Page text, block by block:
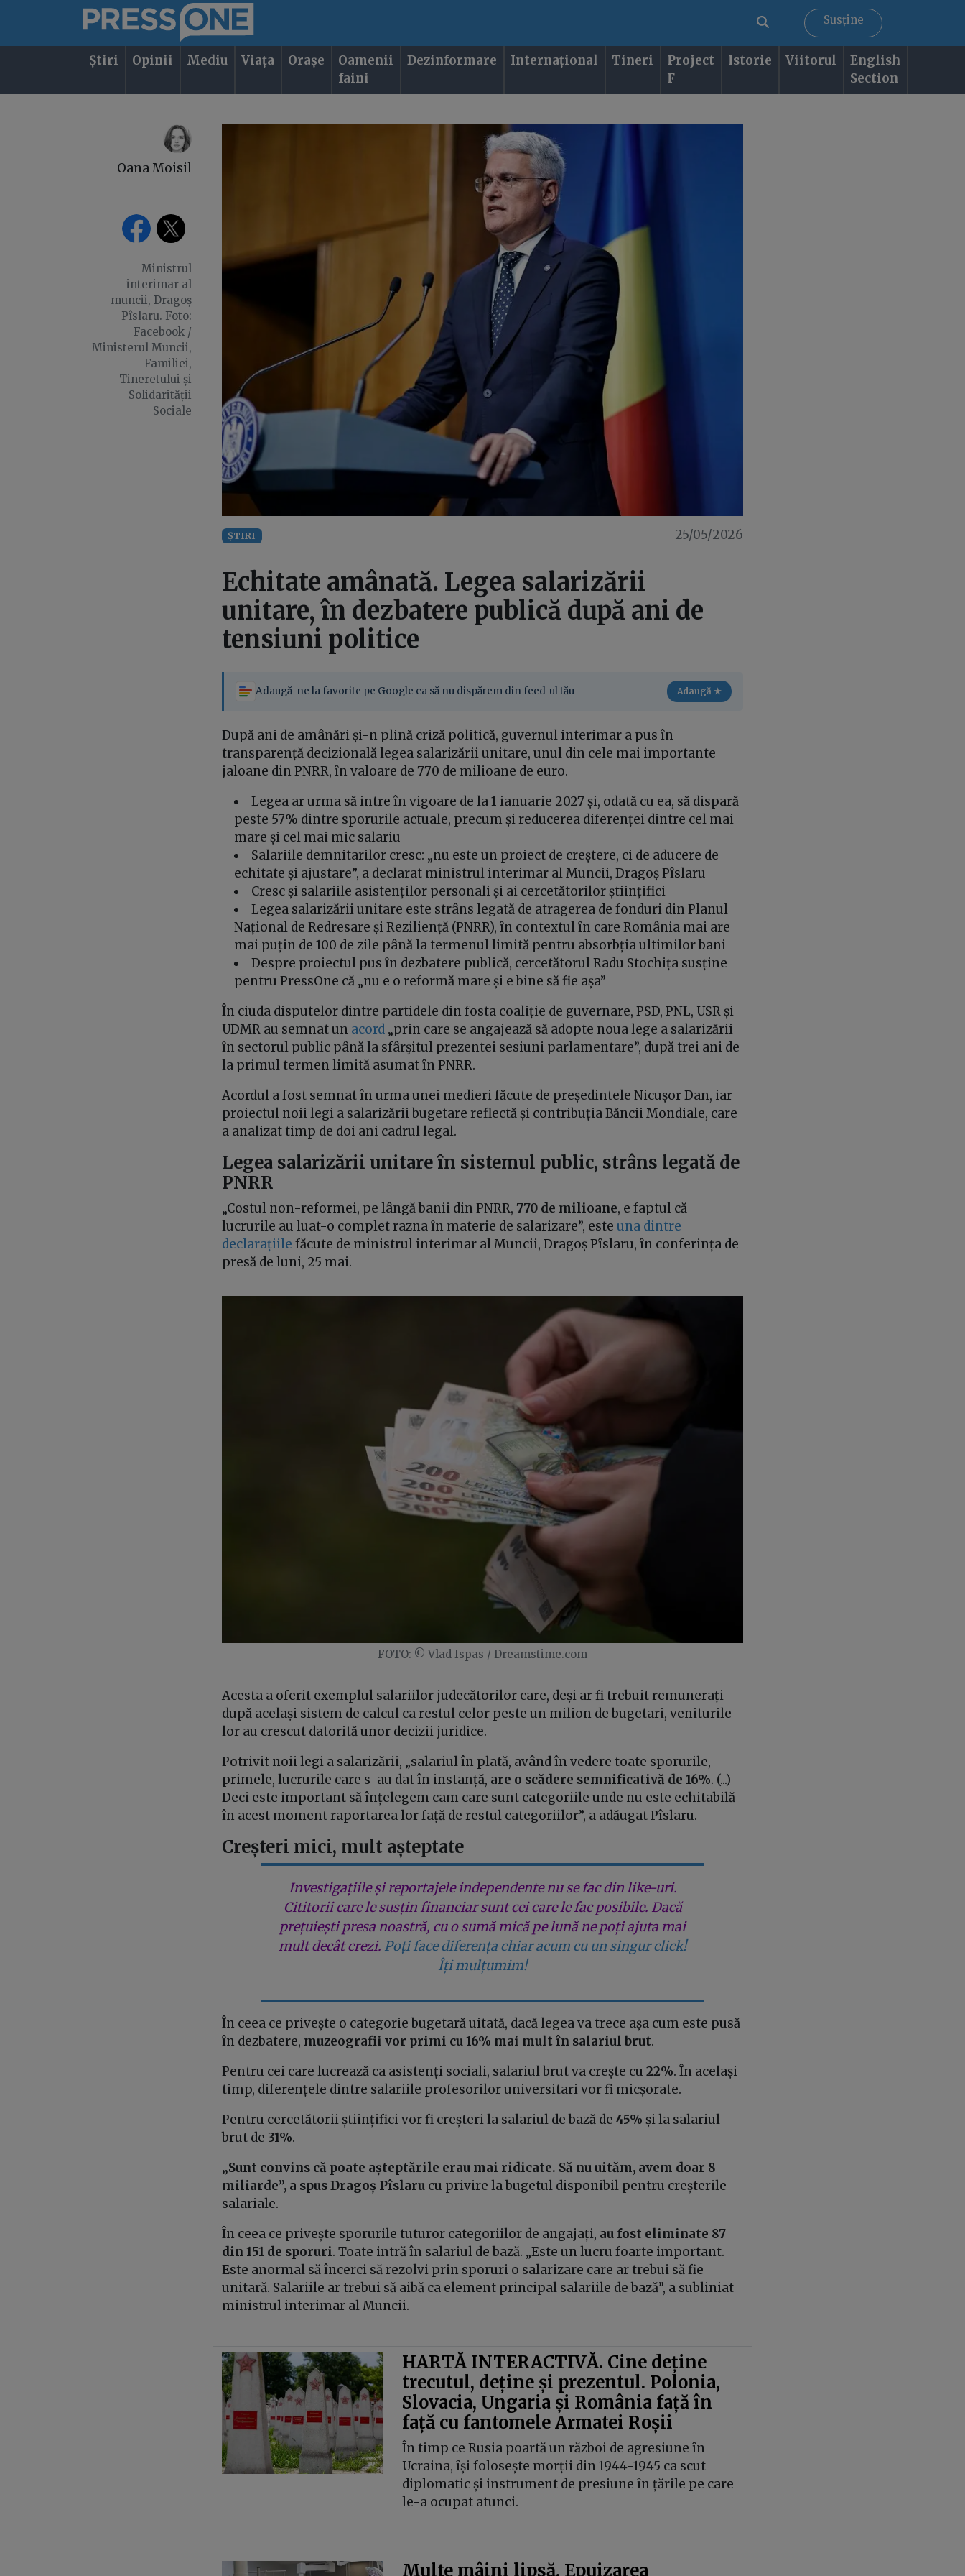
Susține
Știri Opinii Mediu Viața Orașe
Oamenii
faini
Dezinformare Internațional Tineri
Project
F
Istorie Viitorul
English
Section
Oana Moisil
Ministrul
interimar al
muncii, Dragoș
Pîslaru. Foto:
Facebook /
Ministerul Muncii,
Familiei,
Tineretului și
Solidarității
Sociale
ȘTIRI 25/05/2026
Echitate amânată. Legea salarizării
unitare, în dezbatere publică după ani de
tensiuni politice
Adaugă-ne la favorite pe Google ca să nu dispărem din feed-ul tău Adaugă ★
După ani de amânări și-n plină criză politică, guvernul interimar a pus în
transparență decizională legea salarizării unitare, unul din cele mai importante
jaloane din PNRR, în valoare de 770 de milioane de euro.
Legea ar urma să intre în vigoare de la 1 ianuarie 2027 și, odată cu ea, să dispară
peste 57% dintre sporurile actuale, precum și reducerea diferenței dintre cel mai
mare și cel mai mic salariu
Salariile demnitarilor cresc: „nu este un proiect de creștere, ci de aducere de
echitate și ajustare”, a declarat ministrul interimar al Muncii, Dragoș Pîslaru
Cresc și salariile asistenților personali și ai cercetătorilor științifici
Legea salarizării unitare este strâns legată de atragerea de fonduri din Planul
Național de Redresare și Reziliență (PNRR), în contextul în care România mai are
mai puțin de 100 de zile până la termenul limită pentru absorbția ultimilor bani
Despre proiectul pus în dezbatere publică, cercetătorul Radu Stochița susține
pentru PressOne că „nu e o reformă mare și e bine să fie așa”
În ciuda disputelor dintre partidele din fosta coaliție de guvernare, PSD, PNL, USR și
UDMR au semnat un acord „prin care se angajează să adopte noua lege a salarizării
în sectorul public până la sfârşitul prezentei sesiuni parlamentare”, după trei ani de
la primul termen limită asumat în PNRR.
Acordul a fost semnat în urma unei medieri făcute de președintele Nicușor Dan, iar
proiectul noii legi a salarizării bugetare reflectă și contribuția Băncii Mondiale, care
a analizat timp de doi ani cadrul legal.
Legea salarizării unitare în sistemul public, strâns legată de
PNRR
„Costul non-reformei, pe lângă banii din PNRR, 770 de milioane, e faptul că
lucrurile au luat-o complet razna în materie de salarizare”, este una dintre
declarațiile făcute de ministrul interimar al Muncii, Dragoș Pîslaru, în conferința de
presă de luni, 25 mai.
FOTO: © Vlad Ispas / Dreamstime.com
Acesta a oferit exemplul salariilor judecătorilor care, deși ar fi trebuit remunerați
după același sistem de calcul ca restul celor peste un milion de bugetari, veniturile
lor au crescut datorită unor decizii juridice.
Potrivit noii legi a salarizării, „salariul în plată, având în vedere toate sporurile,
primele, lucrurile care s-au dat în instanță, are o scădere semnificativă de 16%. (...)
Deci este important să înțelegem cam care sunt categoriile unde nu este echitabilă
în acest moment raportarea lor față de restul categoriilor”, a adăugat Pîslaru.
Creșteri mici, mult așteptate
Investigațiile și reportajele independente nu se fac din like-uri.
Cititorii care le susțin financiar sunt cei care le fac posibile. Dacă
prețuiești presa noastră, cu o sumă mică pe lună ne poți ajuta mai
mult decât crezi. Poți face diferența chiar acum cu un singur click!
Îți mulțumim!
În ceea ce privește o categorie bugetară uitată, dacă legea va trece așa cum este pusă
în dezbatere, muzeografii vor primi cu 16% mai mult în salariul brut.
Pentru cei care lucrează ca asistenți sociali, salariul brut va crește cu 22%. În același
timp, diferențele dintre salariile profesorilor universitari vor fi micșorate.
Pentru cercetătorii științifici vor fi creșteri la salariul de bază de 45% și la salariul
brut de 31%.
„Sunt convins că poate așteptările erau mai ridicate. Să nu uităm, avem doar 8
miliarde”, a spus Dragoș Pîslaru cu privire la bugetul disponibil pentru creșterile
salariale.
În ceea ce privește sporurile tuturor categoriilor de angajați, au fost eliminate 87
din 151 de sporuri. Toate intră în salariul de bază. „Este un lucru foarte important.
Este anormal să încerci să rezolvi prin sporuri o salarizare care ar trebui să fie
unitară. Salariile ar trebui să aibă ca element principal salariile de bază”, a subliniat
ministrul interimar al Muncii.
HARTĂ INTERACTIVĂ. Cine deține
trecutul, deține și prezentul. Polonia,
Slovacia, Ungaria și România față în
față cu fantomele Armatei Roșii
În timp ce Rusia poartă un război de agresiune în
Ucraina, își folosește morții din 1944-1945 ca scut
diplomatic și instrument de presiune în țările pe care
le-a ocupat atunci.
Multe mâini lipsă. Epuizarea